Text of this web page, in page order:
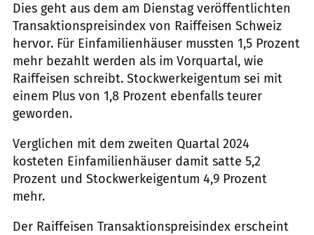
Dies geht aus dem am Dienstag veröffentlichten
Transaktionspreisindex von Raiffeisen Schweiz
hervor. Für Einfamilienhäuser mussten 1,5 Prozent
mehr bezahlt werden als im Vorquartal, wie
Raiffeisen schreibt. Stockwerkeigentum sei mit
einem Plus von 1,8 Prozent ebenfalls teurer
geworden.
Verglichen mit dem zweiten Quartal 2024
kosteten Einfamilienhäuser damit satte 5,2
Prozent und Stockwerkeigentum 4,9 Prozent
mehr.
Der Raiffeisen Transaktionspreisindex erscheint